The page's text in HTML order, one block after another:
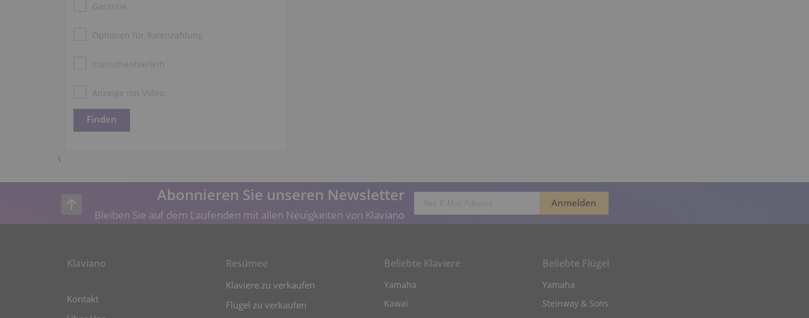
Garantie
Optionen für Ratenzahlung
Instrumentverleih
Anzeige mit Video
\
Abonnieren Sie unseren Newsletter
Bleiben Sie auf dem Laufenden mit allen Neuigkeiten von Klaviano
Klaviano
Kontakt
Resümee
Klaviere zu verkaufen
Flügel zu verkaufen
Beliebte Klaviere
Yamaha
Kawai
Beliebte Flügel
Yamaha
Steinway & Sons